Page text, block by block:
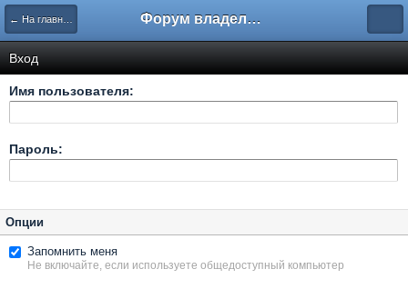
← На главную Форум владельцев интернет-магазинов
Вход
Имя пользователя:
Пароль:
Опции
Запомнить меня
Не включайте, если используете общедоступный компьютер